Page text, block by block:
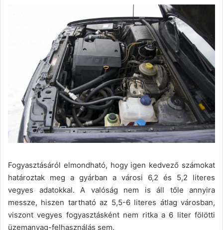
Fogyasztásáról elmondható, hogy igen kedvező számokat
határoztak meg a gyárban a városi 6,2 és 5,2 literes
vegyes adatokkal. A valóság nem is áll tőle annyira
messze, hiszen tartható az 5,5-6 literes átlag városban,
viszont vegyes fogyasztásként nem ritka a 6 liter fölötti
üzemanyag-felhasználás sem.